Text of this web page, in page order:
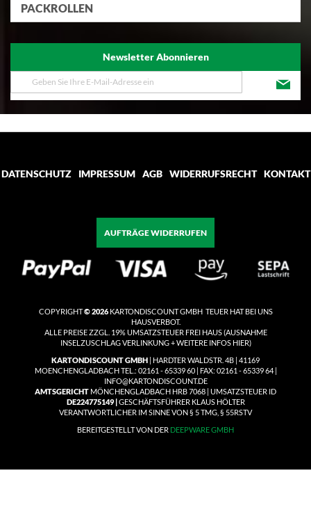
PACKROLLEN
Newsletter Abonnieren
Melden
Sie
unseren
DATENSCHUTZ
IMPRESSUM AGB WIDERRUFSRECHT KONTAKT
AUFTRÄGE WIDERRUFEN
COPYRIGHT© 2026KARTONDISCOUNT GMBH TEUER HAT BEI UNS
HAUSVERBOT.
ALLE PREISE ZZGL. 19% UMSATZSTEUER FREI HAUS(AUSNAHME
INSELZUSCHLAG VERLINKUNG + WEITERE INFOS HIER)
KARTONDISCOUNT GMBH | HARDTER WALDSTR. 4B | 41169
MOENCHENGLADBACH TEL.: 02161 - 65339 60 | FAX: 02161 - 65339 64 |
INFO@KARTONDISCOUNT.DE
AMTSGERICHT MÖNCHENGLADBACH HRB 7068 | UMSATZSTEUER ID
DE224775149 |GESCHÄFTSFÜHRER KLAUS HÖLTER
VERANTWORTLICHER IM SINNE VON § 5 TMG, § 55RSTV
BEREITGESTELLT VON DER DEEPWARE GMBH